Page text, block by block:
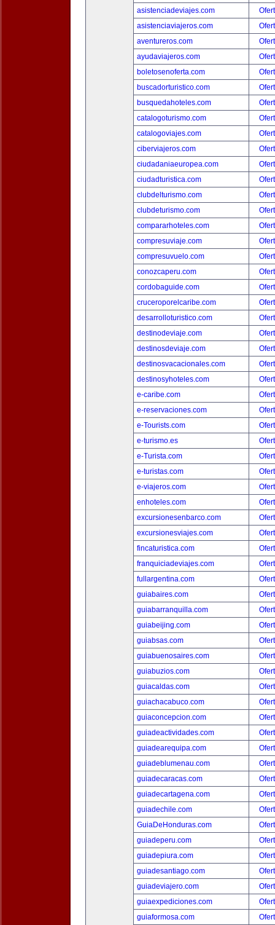
asistenciadeviajes.com
asistenciaviajeros.com
aventureros.com
ayudaviajeros.com
boletosenoferta.com
buscadorturistico.com
busquedahoteles.com
catalogoturismo.com
catalogoviajes.com
ciberviajeros.com
ciudadaniaeuropea.com
ciudadturistica.com
clubdelturismo.com
clubdeturismo.com
compararhoteles.com
compresuviaje.com
compresuvuelo.com
conozcaperu.com
cordobaguide.com
cruceroporelcaribe.com
desarrolloturistico.com
destinodeviaje.com
destinosdeviaje.com
destinosvacacionales.com
destinosyhoteles.com
e-caribe.com
e-reservaciones.com
e-Tourists.com
e-turismo.es
e-Turista.com
e-turistas.com
e-viajeros.com
enhoteles.com
excursionesenbarco.com
excursionesviajes.com
fincaturistica.com
franquiciadeviajes.com
fullargentina.com
guiabaires.com
guiabarranquilla.com
guiabeijing.com
guiabsas.com
guiabuenosaires.com
guiabuzios.com
guiacaldas.com
guiachacabuco.com
guiaconcepcion.com
guiadeactividades.com
guiadearequipa.com
guiadeblumenau.com
guiadecaracas.com
guiadecartagena.com
guiadechile.com
GuiaDeHonduras.com
guiadeperu.com
guiadepiura.com
guiadesantiago.com
guiadeviajero.com
guiaexpediciones.com
guiaformosa.com